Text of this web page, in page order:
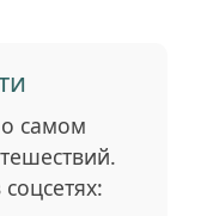
самом